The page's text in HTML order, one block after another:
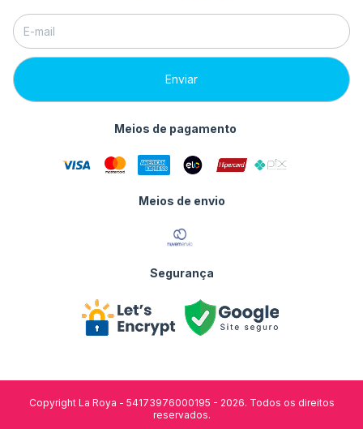
Meios de pagamento
Meios de envio
Segurança
Copyright La Roya - 54173976000195 - 2026. Todos os direitos
reservados.